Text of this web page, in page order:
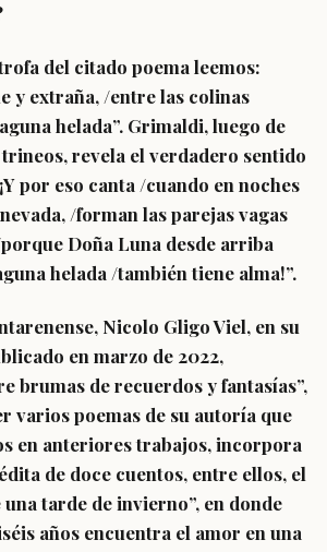
del citado poema leemos:
y extraña, /entre las colinas
helada”. Grimaldi, luego de
revela el verdadero sentido
por eso canta /cuando en noches
/forman las parejas vagas
Doña Luna desde arriba
helada /también tiene alma!”.
Nicolo Gligo Viel, en su
en marzo de 2022,
brumas de recuerdos y fantasías”,
varios poemas de su autoría que
en anteriores trabajos, incorpora
de doce cuentos, entre ellos, el
tarde de invierno”, en donde
años encuentra el amor en una